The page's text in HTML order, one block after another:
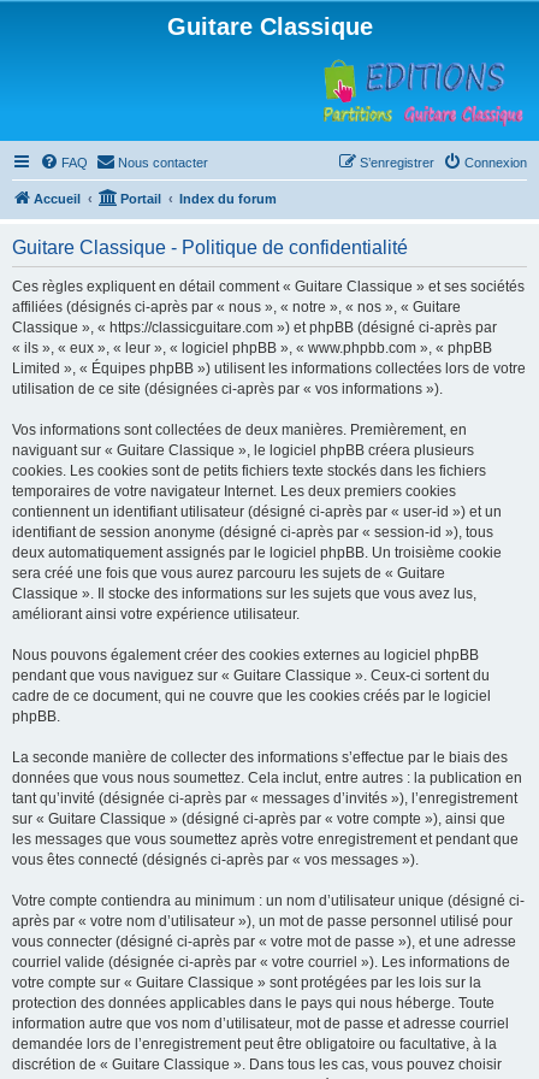
Guitare Classique
FAQ Nous contacter Connexion
S’enregistrer
Accueil Portail Index du forum
Guitare Classique - Politique de confidentialité
Ces règles expliquent en détail comment « Guitare Classique » et ses sociétés
affiliées (désignés ci-après par « nous », « notre », « nos », « Guitare
Classique », « https://classicguitare.com ») et phpBB (désigné ci-après par
« ils », « eux », « leur », « logiciel phpBB », « www.phpbb.com », « phpBB
Limited », « Équipes phpBB ») utilisent les informations collectées lors de votre
utilisation de ce site (désignées ci-après par « vos informations »).
Vos informations sont collectées de deux manières. Premièrement, en
naviguant sur « Guitare Classique », le logiciel phpBB créera plusieurs
cookies. Les cookies sont de petits fichiers texte stockés dans les fichiers
temporaires de votre navigateur Internet. Les deux premiers cookies
contiennent un identifiant utilisateur (désigné ci-après par « user-id ») et un
identifiant de session anonyme (désigné ci-après par « session-id »), tous
deux automatiquement assignés par le logiciel phpBB. Un troisième cookie
sera créé une fois que vous aurez parcouru les sujets de « Guitare
Classique ». Il stocke des informations sur les sujets que vous avez lus,
améliorant ainsi votre expérience utilisateur.
Nous pouvons également créer des cookies externes au logiciel phpBB
pendant que vous naviguez sur « Guitare Classique ». Ceux-ci sortent du
cadre de ce document, qui ne couvre que les cookies créés par le logiciel
phpBB.
La seconde manière de collecter des informations s’effectue par le biais des
données que vous nous soumettez. Cela inclut, entre autres : la publication en
tant qu’invité (désignée ci-après par « messages d’invités »), l’enregistrement
sur « Guitare Classique » (désigné ci-après par « votre compte »), ainsi que
les messages que vous soumettez après votre enregistrement et pendant que
vous êtes connecté (désignés ci-après par « vos messages »).
Votre compte contiendra au minimum : un nom d’utilisateur unique (désigné ci-
après par « votre nom d’utilisateur »), un mot de passe personnel utilisé pour
vous connecter (désigné ci-après par « votre mot de passe »), et une adresse
courriel valide (désignée ci-après par « votre courriel »). Les informations de
votre compte sur « Guitare Classique » sont protégées par les lois sur la
protection des données applicables dans le pays qui nous héberge. Toute
information autre que vos nom d’utilisateur, mot de passe et adresse courriel
demandée lors de l’enregistrement peut être obligatoire ou facultative, à la
discrétion de « Guitare Classique ». Dans tous les cas, vous pouvez choisir